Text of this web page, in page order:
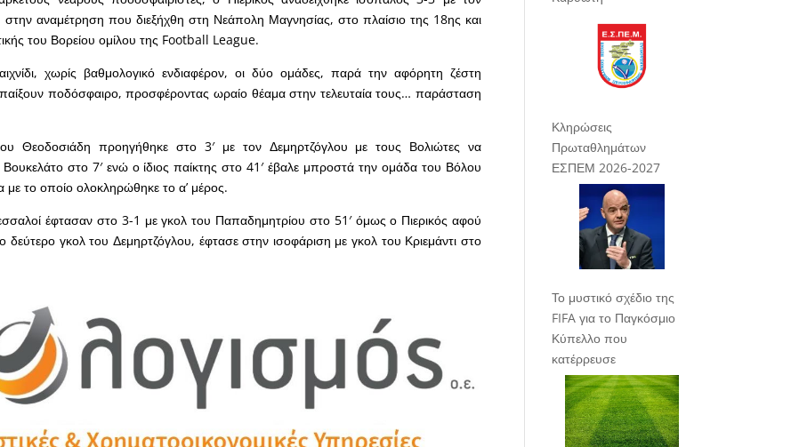
αναμέτρηση που διεξήχθη στη Νεάπολη Μαγνησίας, στο πλαίσιο της 18ης και
του Βορείου ομίλου της Football League.
χωρίς βαθμολογικό ενδιαφέρον, οι δύο ομάδες, παρά την αφόρητη ζέστη
ποδόσφαιρο, προσφέροντας ωραίο θέαμα στην τελευταία τους… παράσταση
Θεοδοσιάδη προηγήθηκε στο 3′ με τον Δεμηρτζόγλου με τους Βολιώτες να
Βουκελάτο στο 7′ ενώ ο ίδιος παίκτης στο 41′ έβαλε μπροστά την ομάδα του Βόλου
με το οποίο ολοκληρώθηκε το α’ μέρος.
έφτασαν στο 3-1 με γκολ του Παπαδημητρίου στο 51′ όμως ο Πιερικός αφού
δεύτερο γκολ του Δεμηρτζόγλου, έφτασε στην ισοφάριση με γκολ του Κριεμάντι στο
Κληρώσεις
Πρωταθλημάτων
ΕΣΠΕΜ 2026-2027
Το μυστικό σχέδιο της
FIFA για το Παγκόσμιο
Κύπελλο που
κατέρρευσε